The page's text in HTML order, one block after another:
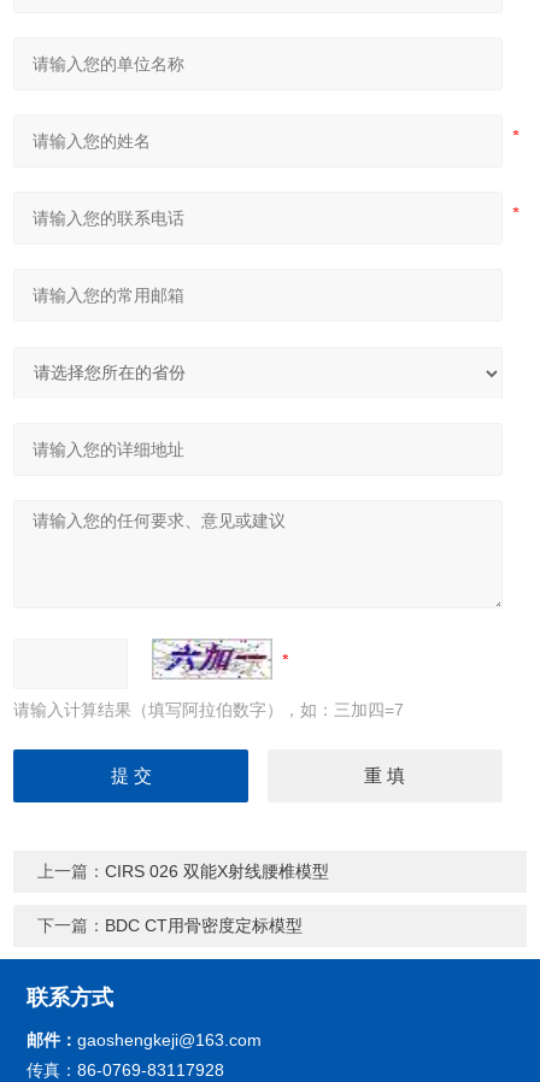
请输入计算结果（填写阿拉伯数字），如：三加四=7
上一篇：CIRS 026 双能X射线腰椎模型
下一篇： BDC CT用骨密度定标模型
联系方式
邮件：gaoshengkeji@163.com
传真：86-0769-83117928